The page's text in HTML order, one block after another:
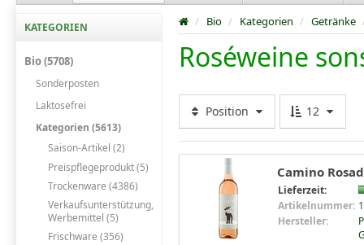
KATEGORIEN
Bio (5708)
Sonderposten
Laktosefrei
Kategorien (5613)
Saison-Artikel (2)
Preispflegeprodukt (5)
Trockenware (4386)
Verkaufsunterstützung,
Werbemittel (5)
Frischware (356)
/ Bio / Kategorien / Getränke
Roséweine
Position 12
Camino
Lieferzeit:
Artikelnummer:
Hersteller: